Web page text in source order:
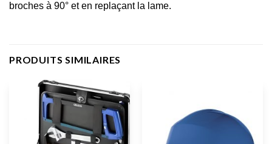
broches à 90° et en replaçant la lame.
PRODUITS SIMILAIRES